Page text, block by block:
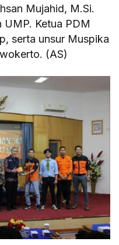
Mujahid, M.Si.
UMP. Ketua PDM
serta unsur Muspika
(AS)